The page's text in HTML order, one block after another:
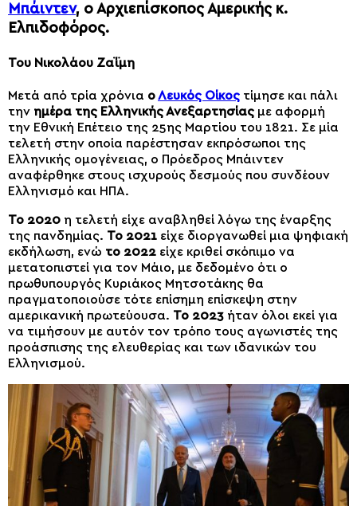
Μπάιντεν, ο Αρχιεπίσκοπος Αμερικής κ.
Ελπιδοφόρος.
Του Νικολάου Ζαΐμη
Μετά από τρία χρόνια οΛευκός Οίκος τίμησε και πάλι
την ημέρα της Ελληνικής Ανεξαρτησίας με αφορμή
την Εθνική Επέτειο της 25ης Μαρτίου του 1821. Σε μία
τελετή στην οποία παρέστησαν εκπρόσωποι της
Ελληνικής ομογένειας, ο Πρόεδρος Μπάιντεν
αναφέρθηκε στους ισχυρούς δεσμούς που συνδέουν
Ελληνισμό και ΗΠΑ.
Το 2020 η τελετή είχε αναβληθεί λόγω της έναρξης
της πανδημίας. Το 2021 είχε διοργανωθεί μια ψηφιακή
εκδήλωση, ενώ το 2022 είχε κριθεί σκόπιμο να
μετατοπιστεί για τον Μάιο, με δεδομένο ότι ο
πρωθυπουργός Κυριάκος Μητσοτάκης θα
πραγματοποιούσε τότε επίσημη επίσκεψη στην
αμερικανική πρωτεύουσα. Το 2023 ήταν όλοι εκεί για
να τιμήσουν με αυτόν τον τρόπο τους αγωνιστές της
προάσπισης της ελευθερίας και των ιδανικών του
Ελληνισμού.